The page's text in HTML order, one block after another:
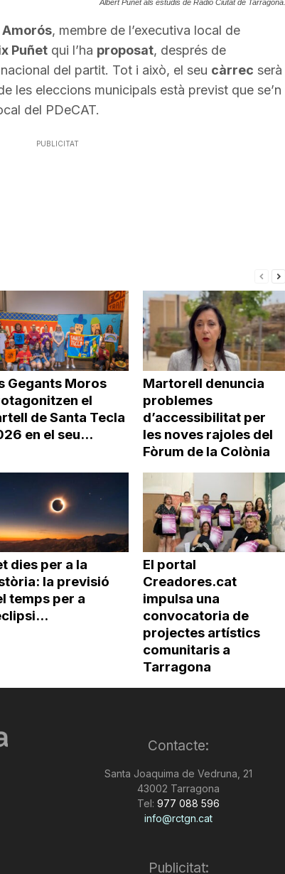
Albert Puñet als estudis de Ràdio Ciutat de Tarragona.
Amorós, membre de l’executiva local de
Puñetqui l’ha proposat, després de
del partit. Tot i això, el seu càrrec serà
les eleccions municipals està previst que se’n
del PDeCAT.
PUBLICITAT
Gegants Moros
el
de Santa Tecla
en el seu...
Martorell denuncia
problemes
d’accessibilitat per
les noves rajoles del
Fòrum de la Colònia
dies per a la
la previsió
temps per a
El portal
Creadores.cat
impulsa una
convocatoria de
projectes artístics
comunitaris a
Tarragona
Contacte:
Santa Joaquima de Vedruna, 21
43002 Tarragona
Tel: 977 088 596
info@rctgn.cat
Publicitat: